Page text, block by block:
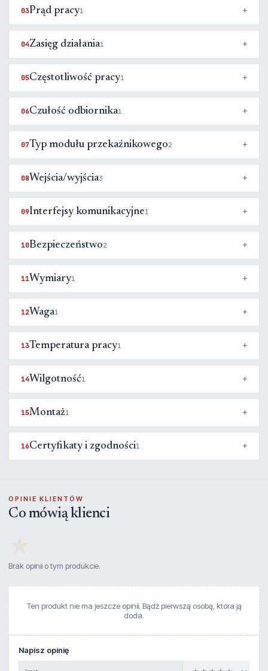
03Prąd pracy1
04Zasięg działania1
05Częstotliwość pracy1
06Czułość odbiornika1
07Typ modułu przekaźnikowego2
08Wejścia/wyjścia3
09Interfejsy komunikacyjne1
10Bezpieczeństwo2
11Wymiary1
12Waga1
13Temperatura pracy1
14Wilgotność1
15Montaż1
16Certyfikaty i zgodności1
OPINIE KLIENTÓW
Co mówią klienci
Brak opinii o tym produkcie.
Ten produkt nie ma jeszcze opinii. Bądź pierwszą osobą, która ją
doda.
Napisz opinię